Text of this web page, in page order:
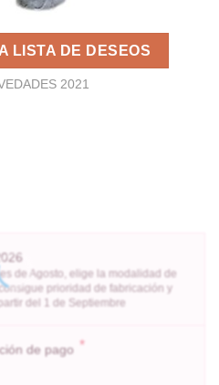
LISTA DE DESEOS
2021
de Agosto, elige la modalidad de
prioridad de fabricación y
del 1 de Septiembre
de pago *